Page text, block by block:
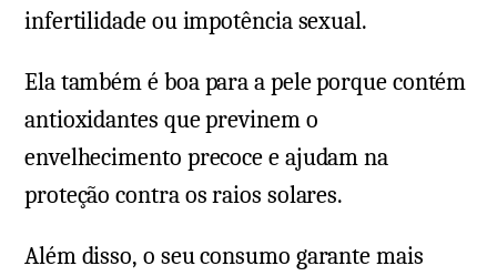
infertilidade ou impotência sexual.
Ela também é boa para a pele porque contém
antioxidantes que previnem o
envelhecimento precoce e ajudam na
proteção contra os raios solares.
Além disso, o seu consumo garante mais